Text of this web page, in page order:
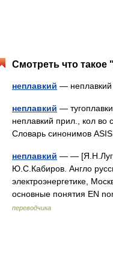
Смотреть что такое
неплавкий —
неплавкий —
неплавкий прил., кол во
Словарь синонимов
неплавкий — —
Ю.С.Кабиров. Англо
электроэнергетике,
основные понятия EN
переводчика